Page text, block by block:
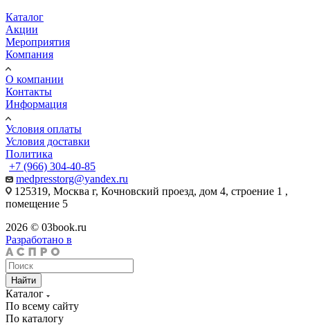
Каталог
Акции
Мероприятия
Компания
О компании
Контакты
Информация
Условия оплаты
Условия доставки
Политика
+7 (966) 304-40-85
medpresstorg@yandex.ru
125319, Москва г, Кочновский проезд, дом 4, строение 1 ,
помещение 5
2026 © 03book.ru
Разработано в
Найти
Каталог
По всему сайту
По каталогу